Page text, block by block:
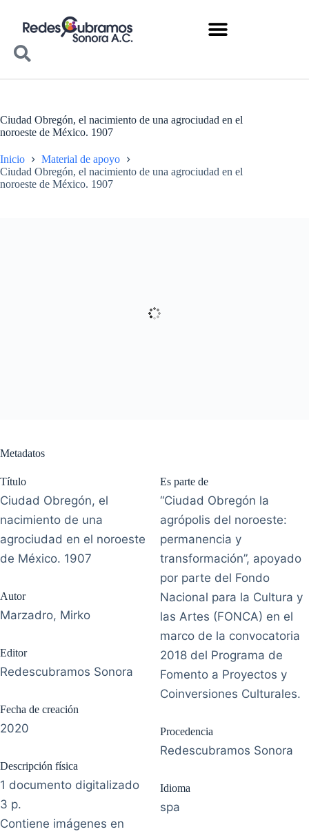
Ciudad Obregón, el nacimiento de una agrociudad en el
noroeste de México. 1907
Inicio
Material de apoyo
Ciudad Obregón, el nacimiento de una agrociudad en el
noroeste de México. 1907
Metadatos
Título
Ciudad Obregón, el
nacimiento de una
agrociudad en el noroeste
de México. 1907
Autor
Marzadro, Mirko
Editor
Redescubramos Sonora
Fecha de creación
2020
Descripción física
1 documento digitalizado
3 p.
Contiene imágenes en
Es parte de
“Ciudad Obregón la
agrópolis del noroeste:
permanencia y
transformación”, apoyado
por parte del Fondo
Nacional para la Cultura y
las Artes (FONCA) en el
marco de la convocatoria
2018 del Programa de
Fomento a Proyectos y
Coinversiones Culturales.
Procedencia
Redescubramos Sonora
Idioma
spa